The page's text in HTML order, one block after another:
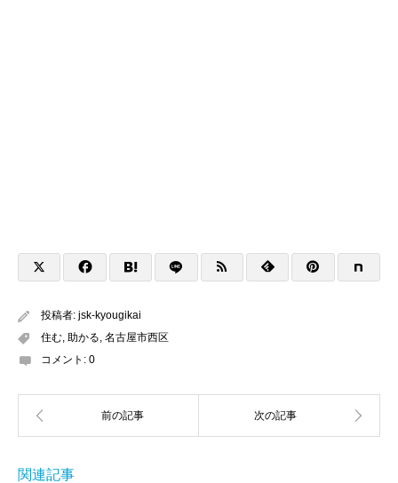
投稿者: jsk-kyougikai
住む 助かる 名古屋市西区
コメント: 0
関連記事